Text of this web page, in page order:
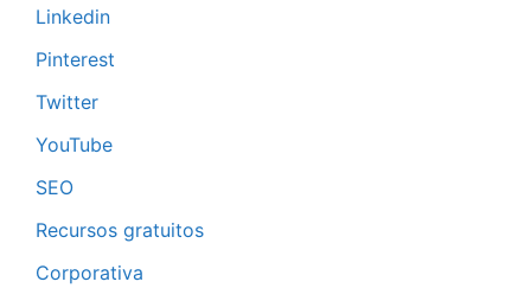
Linkedin
Pinterest
Twitter
YouTube
SEO
Recursos gratuitos
Corporativa